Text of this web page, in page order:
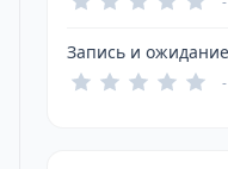
Запись и ожидание
-